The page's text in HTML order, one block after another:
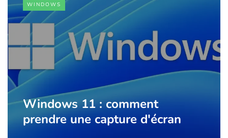
WINDOWS
Windows 11 : comment
prendre une capture d'écran